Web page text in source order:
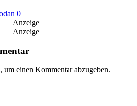
0
Anzeige
Anzeige
um einen Kommentar abzugeben.